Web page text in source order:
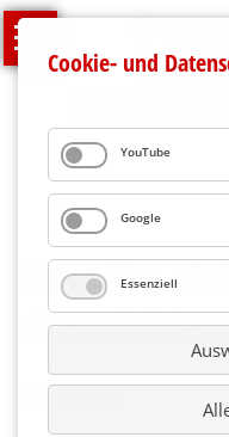
Navigation
überspringen
Start
Umzugsprofis
Seniorenumzug
Bielefeld
Hand
Über
Kurz Um
24.02.2020
Cookie- und
YouTube
Google
Essenziell